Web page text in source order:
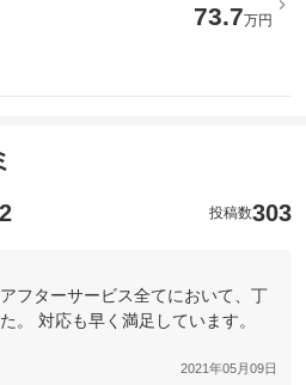
73.7万円
投稿数303
フターサービス全てにおいて、丁
。 対応も早く満足しています。
2021年05月09日